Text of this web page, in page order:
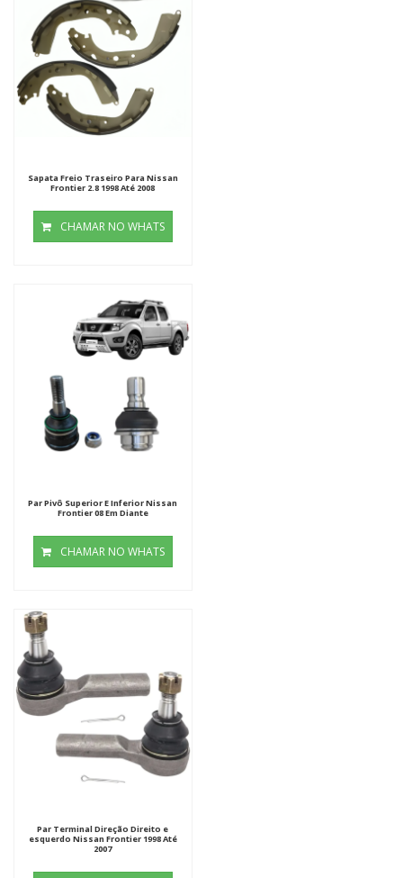
Sapata Freio Traseiro Para Nissan
Frontier 2.8 1998 Até 2008
CHAMAR NO WHATS
Par Pivô Superior E Inferior Nissan
Frontier 08 Em Diante
CHAMAR NO WHATS
Par Terminal Direção Direito e
esquerdo Nissan Frontier 1998 Até
2007